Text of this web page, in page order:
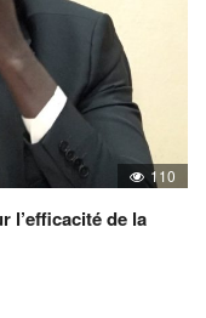
110
l’efficacité de la